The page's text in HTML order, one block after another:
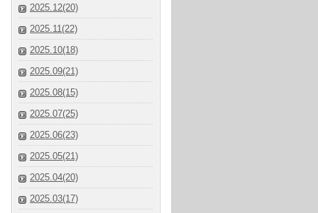
2025.12(20)
2025.11(22)
2025.10(18)
2025.09(21)
2025.08(15)
2025.07(25)
2025.06(23)
2025.05(21)
2025.04(20)
2025.03(17)